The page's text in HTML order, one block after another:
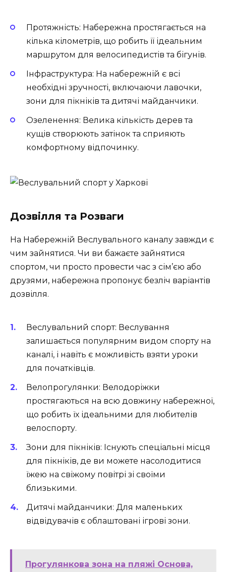
Протяжність: Набережна простягається на
кілька кілометрів, що робить її ідеальним
маршрутом для велосипедистів та бігунів.
Інфраструктура: На набережній є всі
необхідні зручності, включаючи лавочки,
зони для пікніків та дитячі майданчики.
Озеленення: Велика кількість дерев та
кущів створюють затінок та сприяють
комфортному відпочинку.
Дозвілля та Розваги
На Набережній Веслувального каналу завжди є
чим зайнятися. Чи ви бажаєте зайнятися
спортом, чи просто провести час з сім’єю або
друзями, набережна пропонує безліч варіантів
дозвілля.
Веслувальний спорт: Веслування
залишається популярним видом спорту на
каналі, і навіть є можливість взяти уроки
для початківців.
Велопрогулянки: Велодоріжки
простягаються на всю довжину набережної,
що робить їх ідеальними для любителів
велоспорту.
Зони для пікніків: Існують спеціальні місця
для пікніків, де ви можете насолодитися
їжею на свіжому повітрі зі своїми
близькими.
Дитячі майданчики: Для маленьких
відвідувачів є облаштовані ігрові зони.
Прогулянкова зона на пляжі Основа,